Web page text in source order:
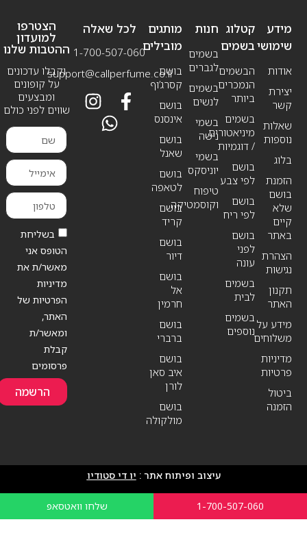
מידע
שימושי
אודות
יצירת
קשר
שאלות
נוספות
בלוג
הזמנת
בושם
שלא
קיים
באתר
הצהרת
נגישות
תקנון
האתר
מידע על
משלוחים
מדיניות
פרטיות
ביטול
הזמנה
חנות
בשמים
לגברים
בשמים
לנשים
בשמי
נישה
בשמי
יוניסקס
טיפוח
וקוסמטיקה
קטלוג
בשמים
הבשמים
הנמכרים
ביותר
בשמים
מיניאטורים
/ דוגמיות
בושם
לפי צבע
בושם
לפי ריח
בושם
לפני
עונה
בשמים
לבית
בשמים
נוספים
מותגים
מובילים
בושם
קסרג’וף
בושם
אינסנס
בושם
שאנל
בושם
לטאפה
בושם
קריד
בושם
דיור
בושם
אל
חרמין
בושם
ברברי
בושם
איב סאן
לורן
בושם
מולקולה
לכל שאלה
1-700-507-060
support@callperfume.co.il
הצטרפו
למועדון
ההטבות שלנו
וקבלו עדכונים
על קופונים
ומבצעים
שווים לפני כולם
בשליחת
הטופס אני
מאשר/ת את
מדיניות
הפרטיות של
האתר,
ומאשר/ת
קבלת
פרסומים
הרשמה
עיצוב ופיתוח אתר : יו די סטודיו
1-700-507-060 שלחו וואטסאפ